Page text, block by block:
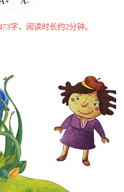
字，阅读时长约2分钟。